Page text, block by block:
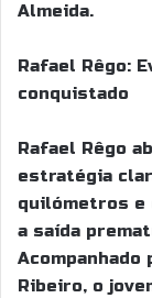
Almeida.
Rafael Rêgo:
conquistado
Rafael Rêgo
estratégia
quilómetros e
a saída
Acompanhado
Ribeiro, o